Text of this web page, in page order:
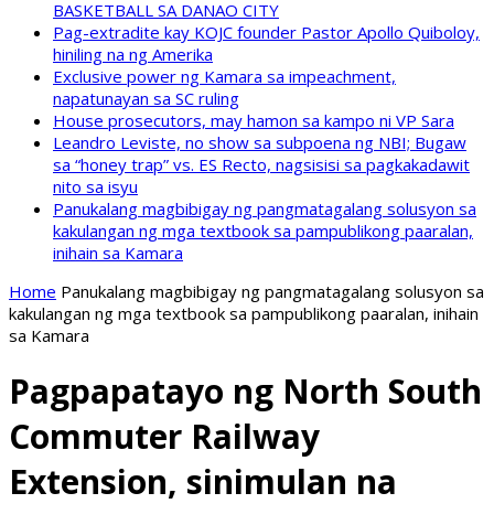
BASKETBALL SA DANAO CITY
Pag-extradite kay KOJC founder Pastor Apollo Quiboloy,
hiniling na ng Amerika
Exclusive power ng Kamara sa impeachment,
napatunayan sa SC ruling
House prosecutors, may hamon sa kampo ni VP Sara
Leandro Leviste, no show sa subpoena ng NBI; Bugaw
sa “honey trap” vs. ES Recto, nagsisisi sa pagkakadawit
nito sa isyu
Panukalang magbibigay ng pangmatagalang solusyon sa
kakulangan ng mga textbook sa pampublikong paaralan,
inihain sa Kamara
Home Panukalang magbibigay ng pangmatagalang solusyon sa
kakulangan ng mga textbook sa pampublikong paaralan, inihain
sa Kamara
Pagpapatayo ng North South
Commuter Railway
Extension, sinimulan na